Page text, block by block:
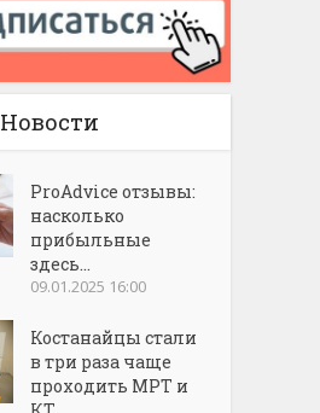
Новости
ProAdvice отзывы:
насколько
прибыльные
здесь...
09.01.2025 16:00
Костанайцы стали
в три раза чаще
проходить МРТ и